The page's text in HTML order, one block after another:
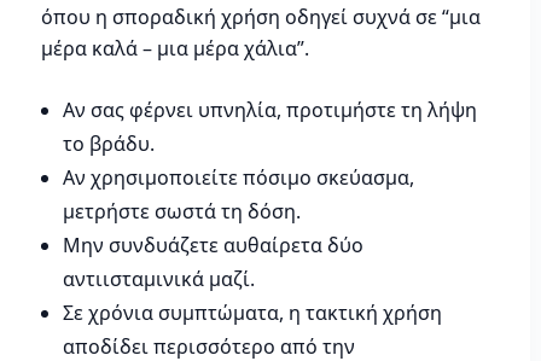
όπου η σποραδική χρήση οδηγεί συχνά σε “μια
μέρα καλά – μια μέρα χάλια”.
Αν σας φέρνει υπνηλία, προτιμήστε τη λήψη
το βράδυ.
Αν χρησιμοποιείτε πόσιμο σκεύασμα,
μετρήστε σωστά τη δόση.
Μην συνδυάζετε αυθαίρετα δύο
αντιισταμινικά μαζί.
Σε χρόνια συμπτώματα, η τακτική χρήση
αποδίδει περισσότερο από την